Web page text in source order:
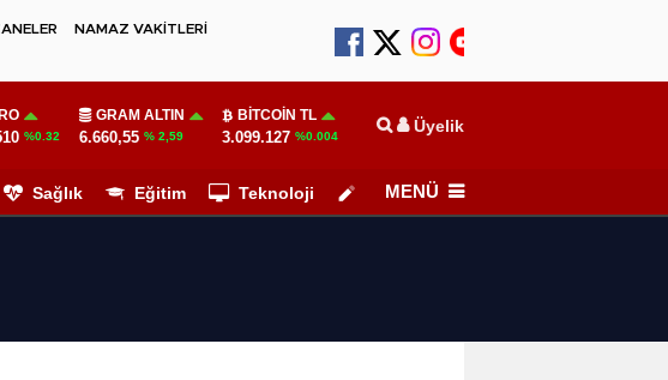
NAMAZ VAKİTLERİ
%0.32
GRAM ALTIN
6.660,55 % 2,59
BITCOIN TL
3.099.127 %0.004 Üyelik
Sağlık Eğitim Teknoloji Köşe Yazarları
MENÜ